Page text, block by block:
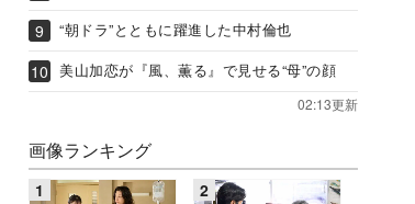
“朝ドラ”とともに躍進した中村倫也
美山加恋が『風、薫る』で見せる“母”の顔
02:13更新
画像ランキング